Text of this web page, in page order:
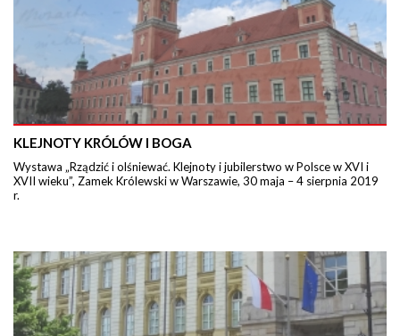
KLEJNOTY KRÓLÓW I BOGA
Wystawa „Rządzić i olśniewać. Klejnoty i jubilerstwo w Polsce w XVI i
XVII wieku”, Zamek Królewski w Warszawie, 30 maja – 4 sierpnia 2019
r.